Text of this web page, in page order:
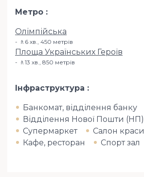
Метро
Олімпійська
🚶6 хв​., 450 метрів
Площа Українських Героїв
🚶13 хв​., 850 метрів
Інфраструктура
Банкомат, відділення банку
Відділення Нової Пошти (НП)
Супермаркет
Салон краси
Кафе, ресторан
Спорт зал